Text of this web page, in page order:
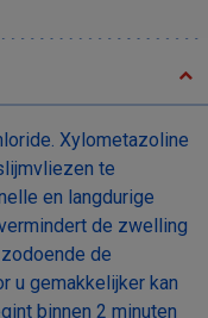
Xylometazoline
te
en langdurige
de zwelling
de
u gemakkelijker kan
binnen 2 minuten